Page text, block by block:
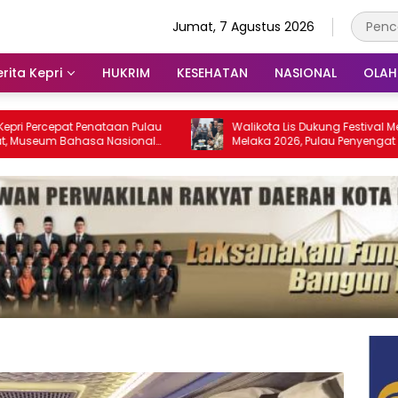
Jumat, 7 Agustus 2026
Kepri HUKRIM KESEHATAN NASIONAL
Penataan Pulau
Nasional
Walikota Lis Dukung Festival Media Selat
Melaka 2026, Pulau Penyengat Disiapkan
Jadi Etalase Budaya Melayu